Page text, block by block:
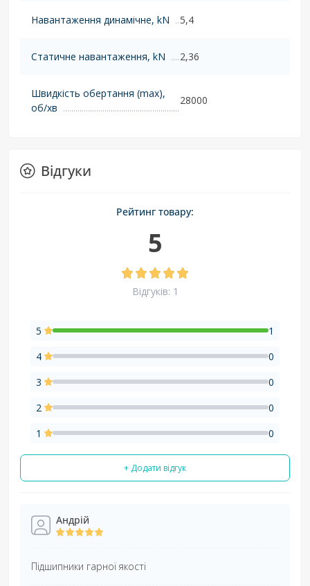
Навантаження динамічне, kN 5,4
Статичне навантаження, kN 2,36
Швидкість обертання (max),
об/хв
28000
Відгуки
Рейтинг товару:
5
Відгуків: 1
5
1
4
0
3
0
2
0
1
0
+ Додати відгук
Андрій
Підшипники гарної якості